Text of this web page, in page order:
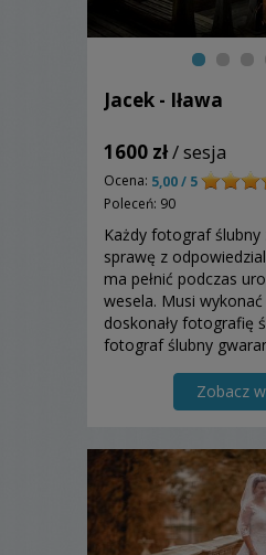
Jacek - Iława
1600 zł/ sesja
Ocena: 5,00 / 5
Poleceń: 90
Każdy fotograf ślubny
sprawę z
ma pełnić podczas
wesela. Musi
doskonały fotografię
fotograf ślubny
spontaniczność.Zobacz